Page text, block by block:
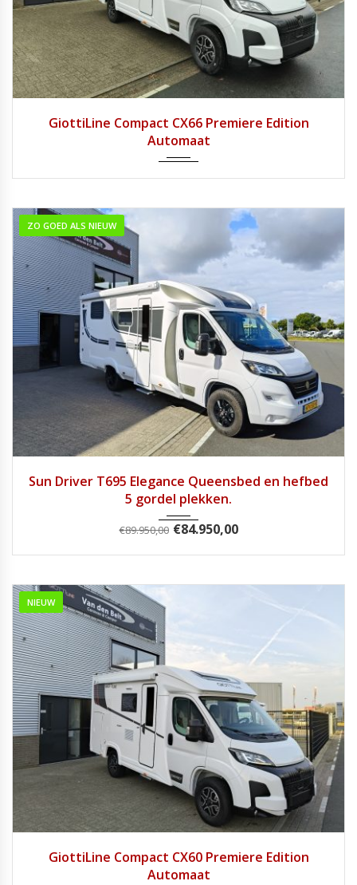
GiottiLine Compact CX66 Premiere Edition
Automaat
ZO GOED ALS NIEUW
Sun Driver T695 Elegance Queensbed en hefbed
5 gordel plekken.
€89.950,00 €84.950,00
NIEUW
GiottiLine Compact CX60 Premiere Edition
Automaat